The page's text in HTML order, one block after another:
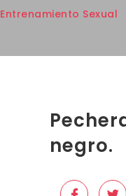
Entrenamiento Sexual
negro.